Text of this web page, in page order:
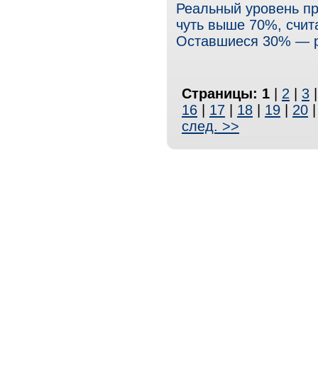
Реальный уровень
чуть выше 70%,
Оставшиеся 30% —
Страницы: 1 2 3
16
17 18 19 20
след. >>